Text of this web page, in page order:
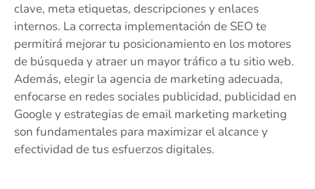
clave, meta etiquetas, descripciones y enlaces
internos. La correcta implementación de SEO te
permitirá mejorar tu posicionamiento en los motores
de búsqueda y atraer un mayor tráfico a tu sitio web.
Además, elegir la agencia de marketing adecuada,
enfocarse en redes sociales publicidad, publicidad en
Google y estrategias de email marketing marketing
son fundamentales para maximizar el alcance y
efectividad de tus esfuerzos digitales.